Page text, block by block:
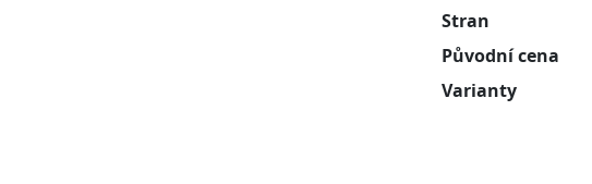
Stran
Původní cena
Varianty